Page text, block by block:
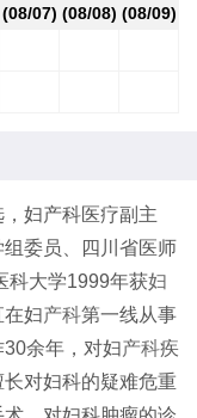
(08/07) (08/08) (08/09)
妇产科医疗副主
组委员、四川省医师
科大学1999年获妇
在妇产科第一线从事
余年，对妇产科疾
对妇科的疑难危重